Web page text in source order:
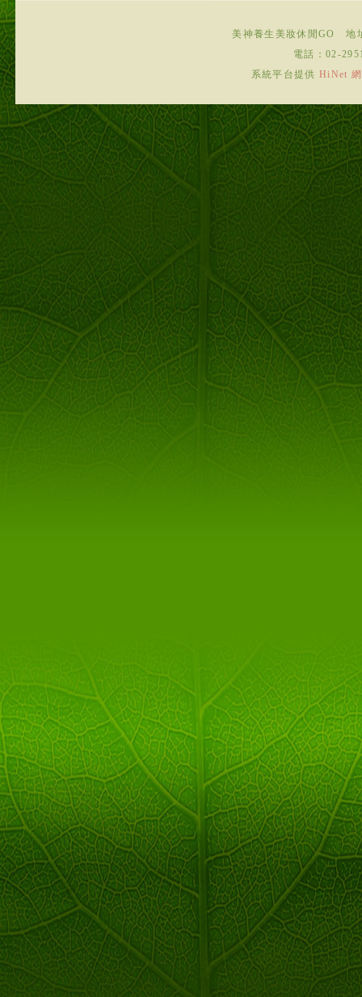
美神養生美妝休閒GO
地
電話： 02-
系統平台提供HiNet